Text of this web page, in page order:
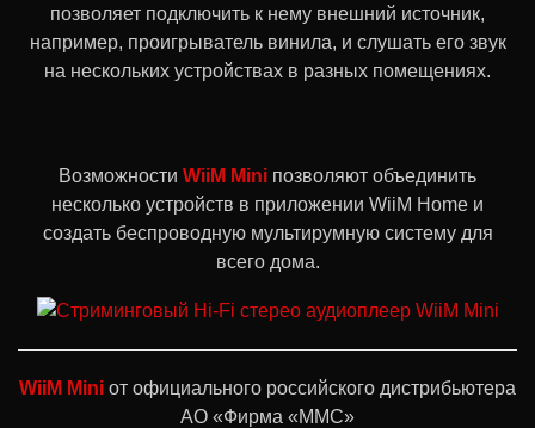
позволяет подключить к нему внешний источник,
например, проигрыватель винила, и слушать его звук
на нескольких устройствах в разных помещениях.
Возможности WiiM Mini позволяют объединить
несколько устройств в приложении WiiM Home и
создать беспроводную мультирумную систему для
всего дома.
WiiM Mini от официального российского дистрибьютера
АО «Фирма «ММС»